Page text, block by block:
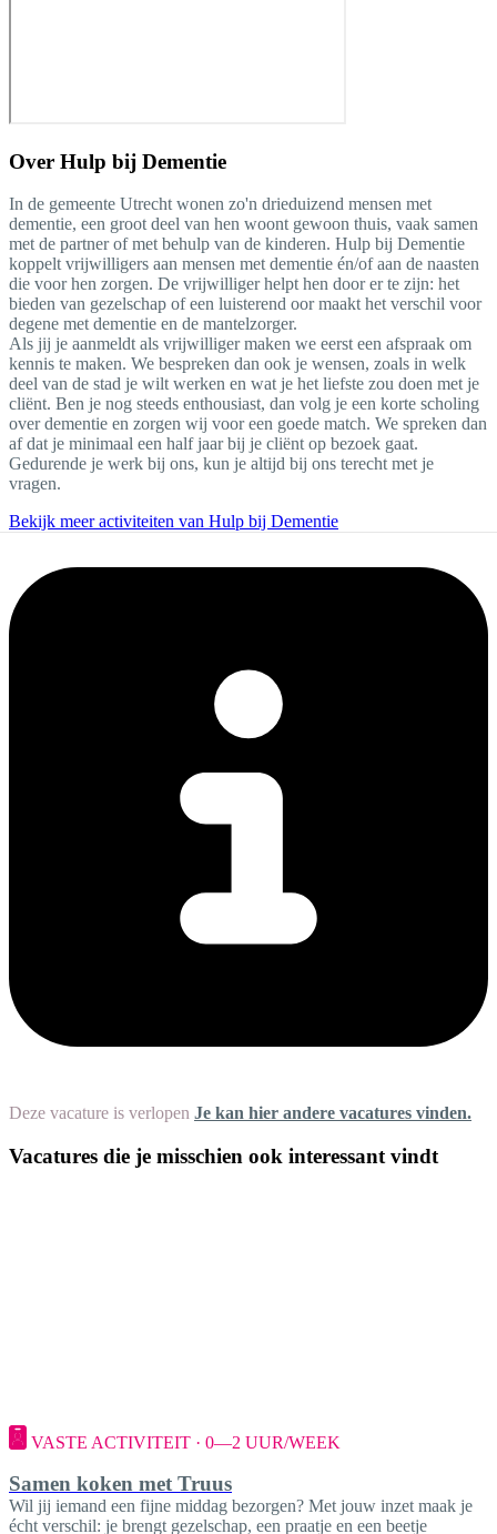
Over Hulp bij Dementie
In de gemeente Utrecht wonen zo'n drieduizend mensen met
dementie, een groot deel van hen woont gewoon thuis, vaak samen
met de partner of met behulp van de kinderen. Hulp bij Dementie
koppelt vrijwilligers aan mensen met dementie én/of aan de naasten
die voor hen zorgen. De vrijwilliger helpt hen door er te zijn: het
bieden van gezelschap of een luisterend oor maakt het verschil voor
degene met dementie en de mantelzorger.
Als jij je aanmeldt als vrijwilliger maken we eerst een afspraak om
kennis te maken. We bespreken dan ook je wensen, zoals in welk
deel van de stad je wilt werken en wat je het liefste zou doen met je
cliënt. Ben je nog steeds enthousiast, dan volg je een korte scholing
over dementie en zorgen wij voor een goede match. We spreken dan
af dat je minimaal een half jaar bij je cliënt op bezoek gaat.
Gedurende je werk bij ons, kun je altijd bij ons terecht met je
vragen.
Bekijk meer activiteiten van Hulp bij Dementie
Deze vacature is verlopen Je kan hier andere vacatures vinden.
Vacatures die je misschien ook interessant vindt
VASTE ACTIVITEIT · 0—2 UUR/WEEK
Samen koken met Truus
Wil jij iemand een fijne middag bezorgen? Met jouw inzet maak je
écht verschil: je brengt gezelschap, een praatje en een beetje